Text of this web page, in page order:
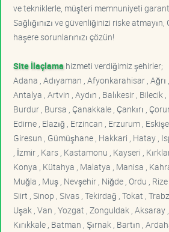
ve tekniklerle, müşteri memnuniyeti
Sağlığınızı ve güvenliğinizi riske
haşere sorunlarınızı çözün!
Site İlaçlama hizmeti verdiğimiz şehirler;
Adana , Adıyaman , Afyonkarahisar , Ağrı
Antalya , Artvin , Aydın , Balıkesir , Bilecik ,
Burdur , Bursa , Çanakkale , Çankırı ,
Edirne , Elazığ , Erzincan , Erzurum ,
Giresun , Gümüşhane , Hakkari , Hatay ,
, İzmir , Kars , Kastamonu , Kayseri ,
Konya , Kütahya , Malatya , Manisa ,
Muğla , Muş , Nevşehir , Niğde , Ordu , Rize
Siirt , Sinop , Sivas , Tekirdağ , Tokat ,
Uşak , Van , Yozgat , Zonguldak , Aksaray
Kırıkkale , Batman , Şırnak , Bartın ,